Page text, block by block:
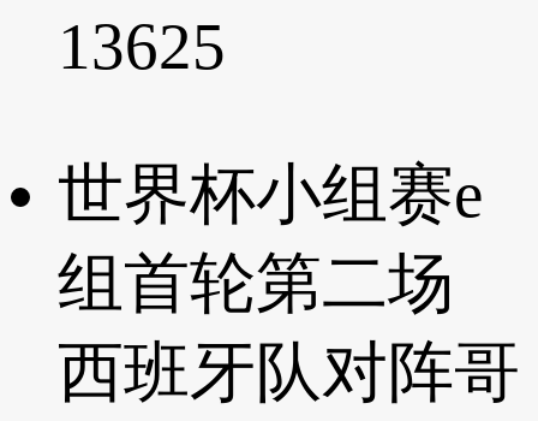
13625
世界杯小组赛e
组首轮第二场
西班牙队对阵哥